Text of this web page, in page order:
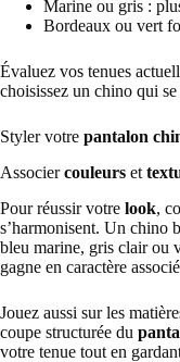
Marine ou gris :
Bordeaux ou vert
Évaluez vos tenues
choisissez un chino qui
Styler votre pantalon
Associercouleurs et
Pour réussir votre look,
s’harmonisent. Un chino
bleu marine, gris clair ou
gagne en caractère
Jouez aussi sur les
coupe structurée du
votre tenue tout en